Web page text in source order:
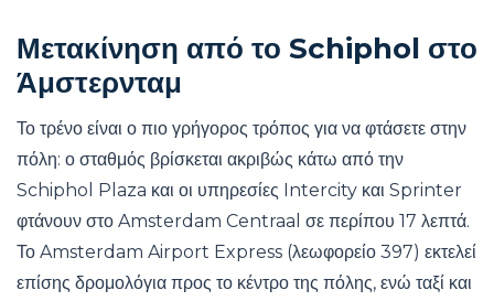
Μετακίνηση από το Schiphol στο
Άμστερνταμ
Το τρένο είναι ο πιο γρήγορος τρόπος για να φτάσετε στην
πόλη: ο σταθμός βρίσκεται ακριβώς κάτω από την
Schiphol Plaza και οι υπηρεσίες Intercity και Sprinter
φτάνουν στο Amsterdam Centraal σε περίπου 17 λεπτά.
Το Amsterdam Airport Express (λεωφορείο 397) εκτελεί
επίσης δρομολόγια προς το κέντρο της πόλης, ενώ ταξί και